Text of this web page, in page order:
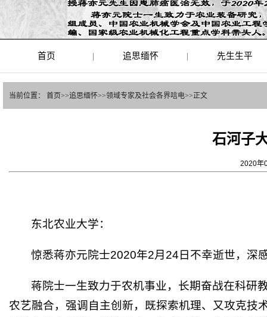
首页 | 追思缅怀 | 先生生平
当前位置： 首页>>追思缅怀>>领域专家及社会各界唁电>>正文
石河子
2020年
东北农业大学：
惊悉蒋亦元院士2020年2月24日不幸逝世，深
蒋院士一生致力于农机事业，长期奋战在科研
农艺融合，强调自主创新，既探索机理、又攻克技